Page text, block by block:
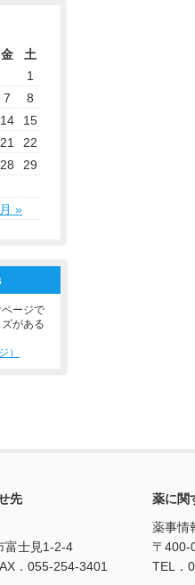
金
土
1
7
8
14
15
21
22
28
29
»
ージで
がある
）
先
富士見1-2-4
．055-254-3401
薬に関
薬事情
〒400-
TEL．